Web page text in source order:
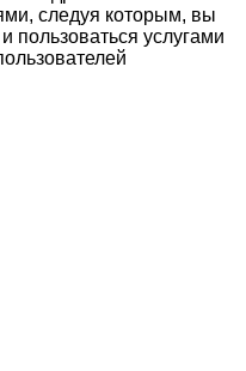
следуя которым, вы
пользоваться услугами